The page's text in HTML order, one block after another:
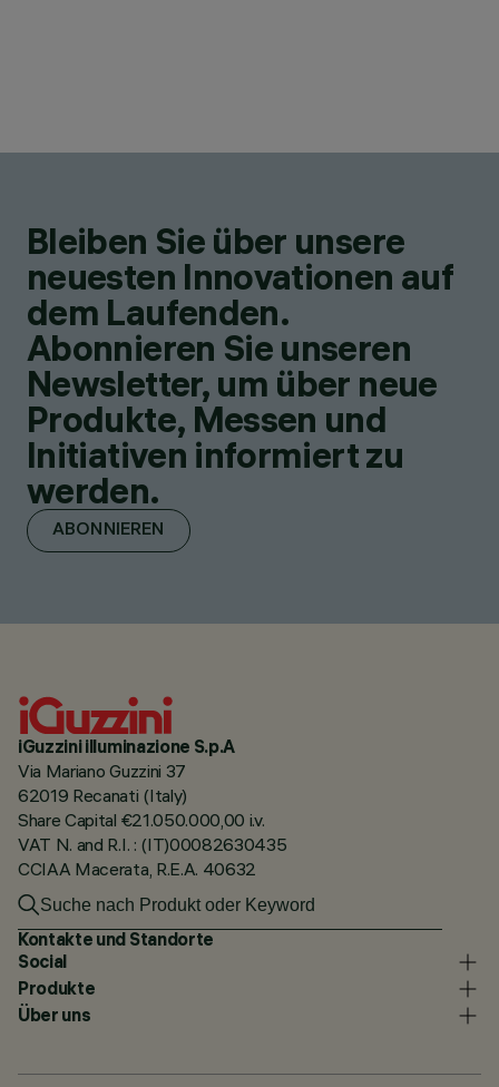
Bleiben Sie über unsere
neuesten Innovationen auf
dem Laufenden.
Abonnieren Sie unseren
Newsletter, um über neue
Produkte, Messen und
Initiativen informiert zu
werden.
ABONNIEREN
iGuzzini illuminazione S.p.A
Via Mariano Guzzini 37
62019 Recanati (Italy)
Share Capital €21.050.000,00 i.v.
VAT N. and R.I. : (IT)00082630435
CCIAA Macerata, R.E.A. 40632
Kontakte und Standorte
Social
Produkte
Über uns